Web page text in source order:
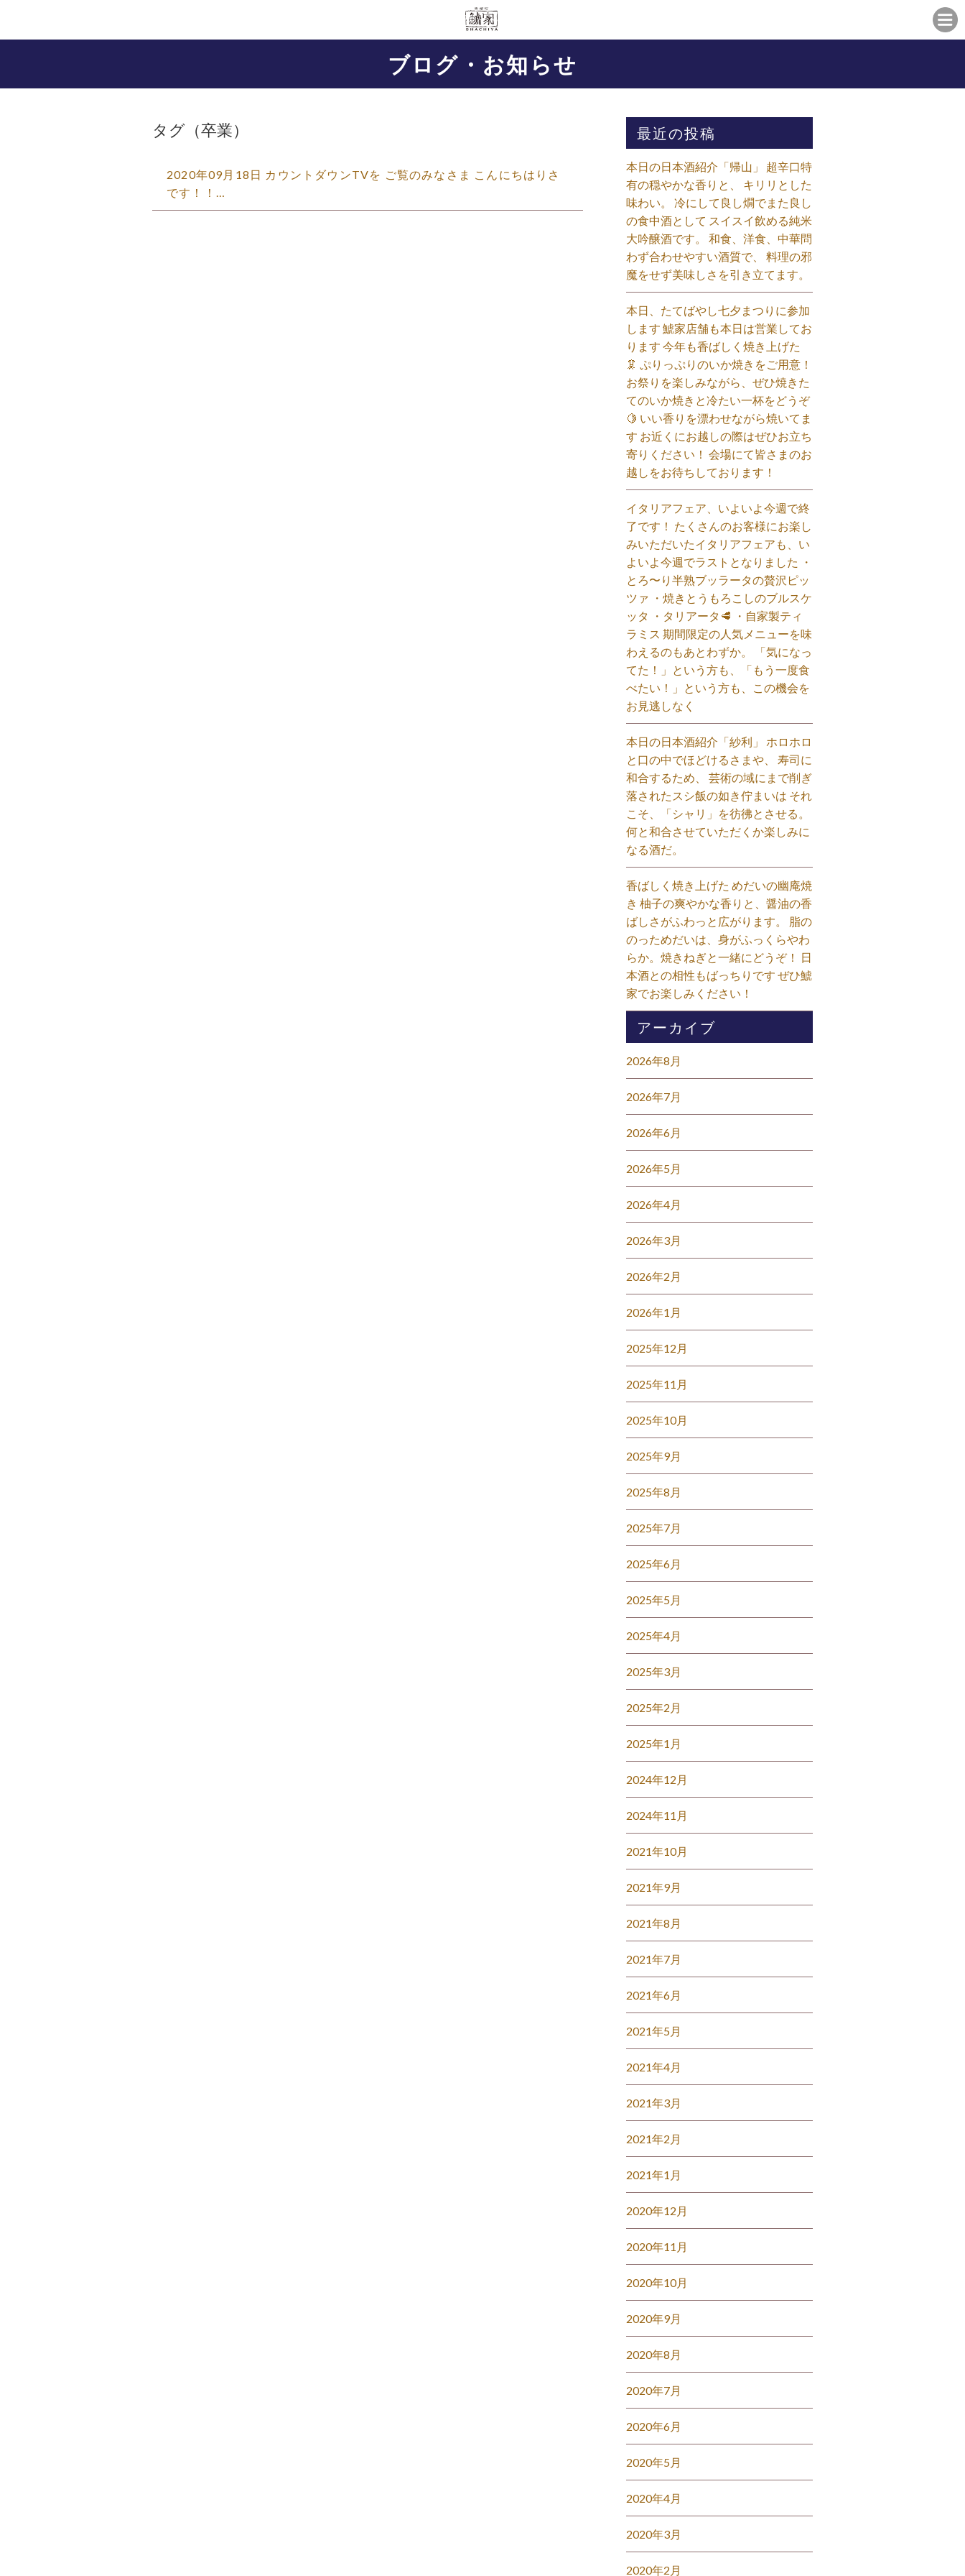
ブログ・お知らせ
タグ（卒業）
2020年09月18日 カウントダウンTVを ご覧のみなさま こんにちはりさ
です！！…
最近の投稿
本日の日本酒紹介「帰山」 超辛口特
有の穏やかな香りと、 キリリとした
味わい。 冷にして良し燗でまた良し
の食中酒として スイスイ飲める純米
大吟醸酒です。 和食、洋食、中華問
わず合わせやすい酒質で、 料理の邪
魔をせず美味しさを引き立てます。
本日、たてばやし七夕まつりに参加
します 鯱家店舗も本日は営業してお
ります️ 今年も香ばしく焼き上げた
🦑 ぷりっぷりのいか焼きをご用意！
お祭りを楽しみながら、ぜひ焼きた
てのいか焼きと冷たい一杯をどうぞ
🍋 いい香りを漂わせながら焼いてま
す お近くにお越しの際はぜひお立ち
寄りください！ 会場にて皆さまのお
越しをお待ちしております！
イタリアフェア、いよいよ今週で終
了です！ たくさんのお客様にお楽し
みいただいたイタリアフェアも、い
よいよ今週でラストとなりました ・
とろ〜り半熟ブッラータの贅沢ピッ
ツァ ・焼きとうもろこしのブルスケ
ッタ ・タリアータ🥩 ・自家製ティ
ラミス 期間限定の人気メニューを味
わえるのもあとわずか。 「気になっ
てた！」という方も、「もう一度食
べたい！」という方も、この機会を
お見逃しなく⁡
本日の日本酒紹介「紗利」 ホロホロ
と口の中でほどけるさまや、 寿司に
和合するため、 芸術の域にまで削ぎ
落されたスシ飯の如き佇まいは それ
こそ、「シャリ」を彷彿とさせる。
何と和合させていただくか楽しみに
なる酒だ。⁡
香ばしく焼き上げた めだいの幽庵焼
き 柚子の爽やかな香りと、醤油の香
ばしさがふわっと広がります。 脂の
のっためだいは、身がふっくらやわ
らか。焼きねぎと一緒にどうぞ！ 日
本酒との相性もばっちりです ぜひ鯱
家でお楽しみください！⁡
アーカイブ
2026年8月
2026年7月
2026年6月
2026年5月
2026年4月
2026年3月
2026年2月
2026年1月
2025年12月
2025年11月
2025年10月
2025年9月
2025年8月
2025年7月
2025年6月
2025年5月
2025年4月
2025年3月
2025年2月
2025年1月
2024年12月
2024年11月
2021年10月
2021年9月
2021年8月
2021年7月
2021年6月
2021年5月
2021年4月
2021年3月
2021年2月
2021年1月
2020年12月
2020年11月
2020年10月
2020年9月
2020年8月
2020年7月
2020年6月
2020年5月
2020年4月
2020年3月
2020年2月